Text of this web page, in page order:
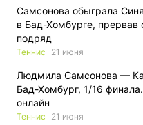
Самсонова обыграла
в Бад-Хомбурге, прервав
подряд
Теннис 21 июня
Людмила Самсонова —
Бад-Хомбург, 1/16
онлайн
Теннис 21 июня